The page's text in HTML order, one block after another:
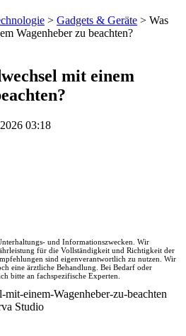
> Gadgets & Geräte > Was
Wagenheber zu beachten?
mit einem
03:18
und Informationszwecken. Wir
für die Vollständigkeit und Richtigkeit der
sind eigenverantwortlich zu nutzen. Wir
eine ärztliche Behandlung. Bei Bedarf oder
bitte an fachspezifische Experten.
Studio